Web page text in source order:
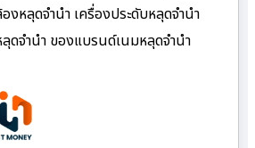
งหลุดจำนำ เครื่องประดับหลุดจำนำ
ดจำนำ ของแบรนด์เนมหลุดจำนำ